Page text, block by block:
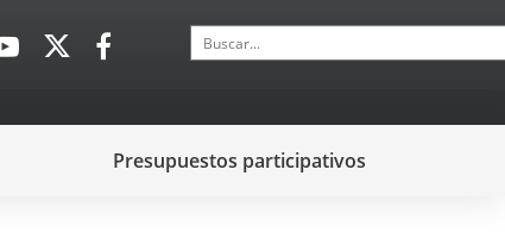
Enlace
aplicación
Enlace
aplicación
externa.
aplicación
externa.
Buscar
Presupuestos participativos